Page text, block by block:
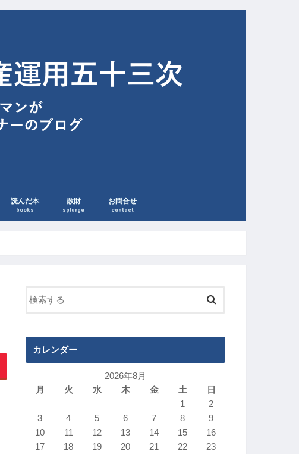
読んだ本
books
散財
splurge
お問合せ
contact
カレンダー
2026年8月
月
火 水 木 金 土
日
1
2
3
4 5 6 7 8
9
10
11 12 13 14 15
16
17
18 19 20 21 22
23